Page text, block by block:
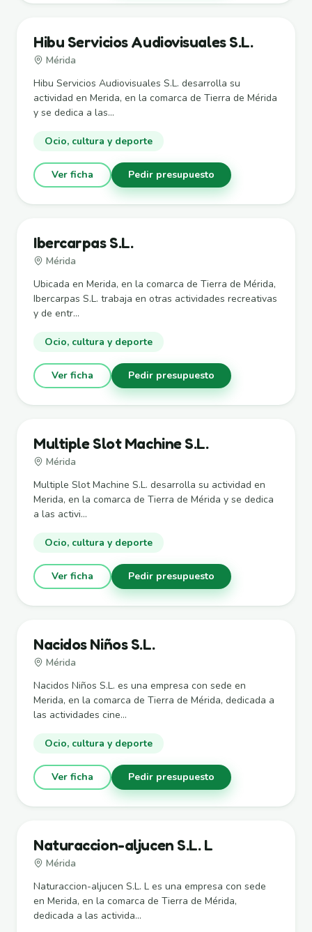
Hibu Servicios Audiovisuales S.L.
Mérida
Hibu Servicios Audiovisuales S.L. desarrolla su
actividad en Merida, en la comarca de Tierra de Mérida
y se dedica a las...
Ocio, cultura y deporte
Ver ficha Pedir presupuesto
Ibercarpas S.L.
Mérida
Ubicada en Merida, en la comarca de Tierra de Mérida,
Ibercarpas S.L. trabaja en otras actividades recreativas
y de entr...
Ocio, cultura y deporte
Ver ficha Pedir presupuesto
Multiple Slot Machine S.L.
Mérida
Multiple Slot Machine S.L. desarrolla su actividad en
Merida, en la comarca de Tierra de Mérida y se dedica
a las activi...
Ocio, cultura y deporte
Ver ficha Pedir presupuesto
Nacidos Niños S.L.
Mérida
Nacidos Niños S.L. es una empresa con sede en
Merida, en la comarca de Tierra de Mérida, dedicada a
las actividades cine...
Ocio, cultura y deporte
Ver ficha Pedir presupuesto
Naturaccion-aljucen S.L. L
Mérida
Naturaccion-aljucen S.L. L es una empresa con sede
en Merida, en la comarca de Tierra de Mérida,
dedicada a las activida...